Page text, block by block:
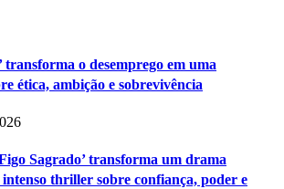
transforma o desemprego em uma
ética, ambição e sobrevivência
Sagrado’ transforma um drama
thriller sobre confiança, poder e